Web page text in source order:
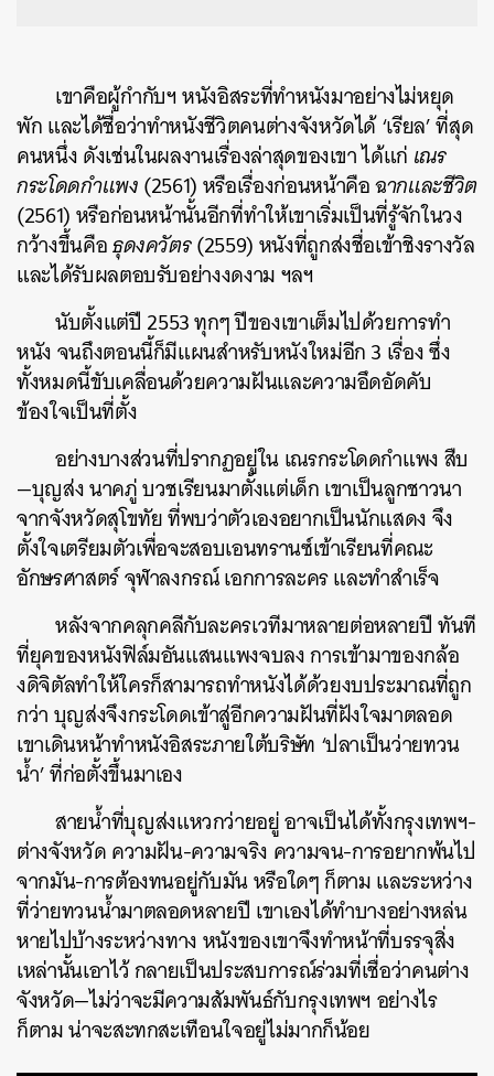
เขาคือผู้กำกับฯ หนังอิสระที่ทำหนังมาอย่างไม่หยุด
พัก และได้ชื่อว่าทำหนังชีวิตคนต่างจังหวัดได้ ‘เรียล’ ที่สุด
คนหนึ่ง ดังเช่นในผลงานเรื่องล่าสุดของเขา ได้แก่ เณร
กระโดดกำแพง(2561) หรือเรื่องก่อนหน้าคือฉากและชีวิต
(2561) หรือก่อนหน้านั้นอีกที่ทำให้เขาเริ่มเป็นที่รู้จักในวง
กว้างขึ้นคือธุดงควัตร(2559) หนังที่ถูกส่งชื่อเข้าชิงรางวัล
และได้รับผลตอบรับอย่างงดงาม ฯลฯ
นับตั้งแต่ปี 2553 ทุกๆ ปีของเขาเต็มไปด้วยการทำ
หนัง จนถึงตอนนี้ก็มีแผนสำหรับหนังใหม่อีก 3 เรื่อง ซึ่ง
ทั้งหมดนี้ขับเคลื่อนด้วยความฝันและความอึดอัดคับ
ข้องใจเป็นที่ตั้ง
อย่างบางส่วนที่ปรากฏอยู่ใน เณรกระโดดกำแพง สืบ
—บุญส่ง นาคภู่ บวชเรียนมาตั้งแต่เด็ก เขาเป็นลูกชาวนา
จากจังหวัดสุโขทัย ที่พบว่าตัวเองอยากเป็นนักแสดง จึง
ตั้งใจเตรียมตัวเพื่อจะสอบเอนทรานซ์เข้าเรียนที่คณะ
อักษรศาสตร์ จุฬาลงกรณ์ เอกการละคร และทำสำเร็จ
หลังจากคลุกคลีกับละครเวทีมาหลายต่อหลายปี ทันที
ที่ยุคของหนังฟิล์มอันแสนแพงจบลง การเข้ามาของกล้อ
งดิจิตัลทำให้ใครก็สามารถทำหนังได้ด้วยงบประมาณที่ถูก
กว่า บุญส่งจึงกระโดดเข้าสู่อีกความฝันที่ฝังใจมาตลอด
เขาเดินหน้าทำหนังอิสระภายใต้บริษัท ‘ปลาเป็นว่ายทวน
น้ำ’ ที่ก่อตั้งขึ้นมาเอง
สายน้ำที่บุญส่งแหวกว่ายอยู่ อาจเป็นได้ทั้งกรุงเทพฯ-
ต่างจังหวัด ความฝัน-ความจริง ความจน-การอยากพ้นไป
จากมัน-การต้องทนอยู่กับมัน หรือใดๆ ก็ตาม และระหว่าง
ที่ว่ายทวนน้ำมาตลอดหลายปี เขาเองได้ทำบางอย่างหล่น
หายไปบ้างระหว่างทาง หนังของเขาจึงทำหน้าที่บรรจุสิ่ง
เหล่านั้นเอาไว้ กลายเป็นประสบการณ์ร่วมที่เชื่อว่าคนต่าง
จังหวัด—ไม่ว่าจะมีความสัมพันธ์กับกรุงเทพฯ อย่างไร
ก็ตาม น่าจะสะทกสะเทือนใจอยู่ไม่มากก็น้อย